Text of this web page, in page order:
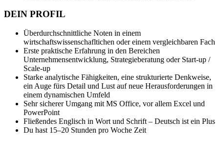
DEIN PROFIL
Überdurchschnittliche Noten in einem
wirtschaftswissenschafltichen oder einem vergleichbaren Fach
Erste praktische Erfahrung in den Bereichen
Unternehmensentwicklung, Strategieberatung oder Start-up /
Scale-up
Starke analytische Fähigkeiten, eine strukturierte Denkweise,
ein Auge fürs Detail und Lust auf neue Herausforderungen in
einem dynamischen Umfeld
Sehr sicherer Umgang mit MS Office, vor allem Excel und
PowerPoint
Fließendes Englisch in Wort und Schrift – Deutsch ist ein Plus
Du hast 15–20 Stunden pro Woche Zeit